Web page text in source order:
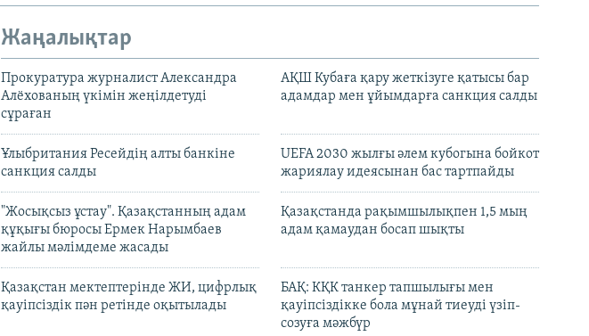
Жаңалықтар
Прокуратура журналист Александра
Алёхованың үкімін жеңілдетуді
сұраған
АҚШ Кубаға қару жеткізуге қатысы бар
адамдар мен ұйымдарға санкция салды
Ұлыбритания Ресейдің алты банкіне
санкция салды
UEFA 2030 жылғы әлем кубогына бойкот
жариялау идеясынан бас тартпайды
"Жосықсыз ұстау". Қазақстанның адам
құқығы бюросы Ермек Нарымбаев
жайлы мәлімдеме жасады
Қазақстанда рақымшылықпен 1,5 мың
адам қамаудан босап шықты
Қазақстан мектептерінде ЖИ, цифрлық
қауіпсіздік пән ретінде оқытылады
БАҚ: КҚК танкер тапшылығы мен
қауіпсіздікке бола мұнай тиеуді үзіп-
созуға мәжбүр